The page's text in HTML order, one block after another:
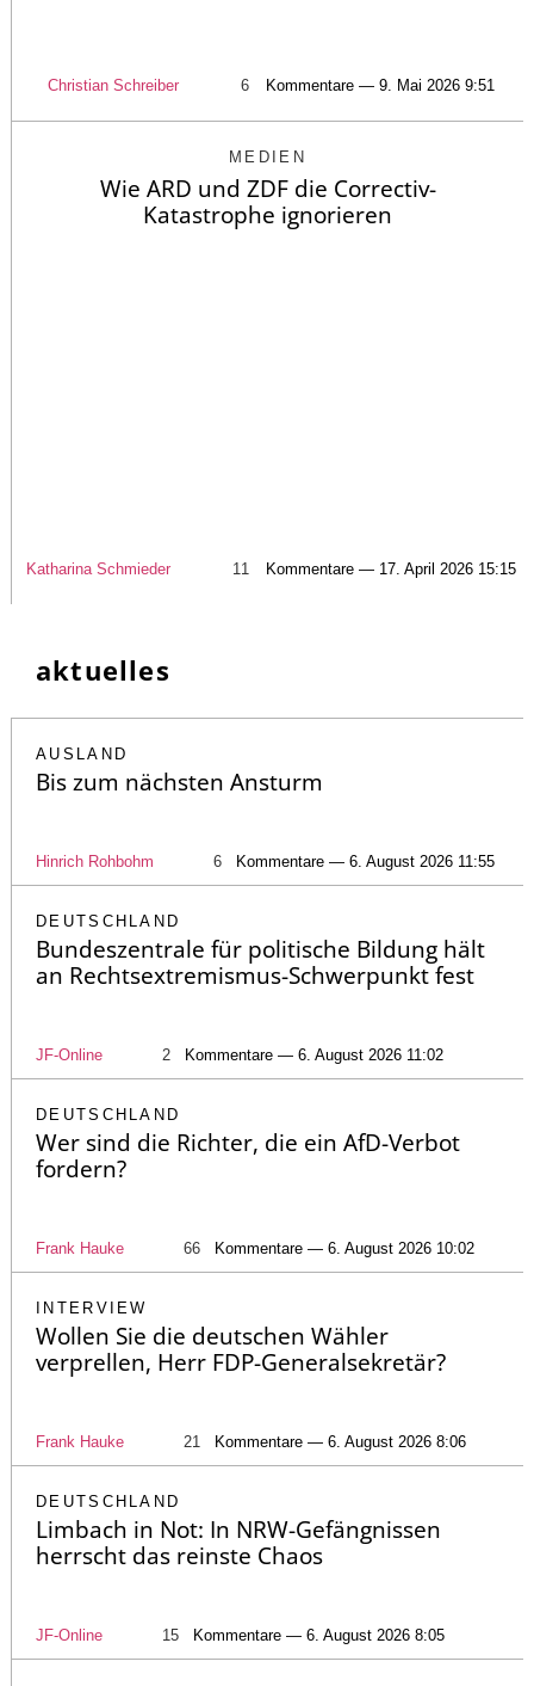
Christian Schreiber 6 Kommentare — 9. Mai 2026 9:51
MEDIEN
Wie ARD und ZDF die Correctiv-
Katastrophe ignorieren
Katharina Schmieder 11 Kommentare — 17. April 2026 15:15
aktuelles
AUSLAND
Bis zum nächsten Ansturm
Hinrich Rohbohm 6 Kommentare — 6. August 2026 11:55
DEUTSCHLAND
Bundeszentrale für politische Bildung hält
an Rechtsextremismus-Schwerpunkt fest
JF-Online 2 Kommentare — 6. August 2026 11:02
DEUTSCHLAND
Wer sind die Richter, die ein AfD-Verbot
fordern?
Frank Hauke 66 Kommentare — 6. August 2026 10:02
INTERVIEW
Wollen Sie die deutschen Wähler
verprellen, Herr FDP-Generalsekretär?
Frank Hauke 21 Kommentare — 6. August 2026 8:06
DEUTSCHLAND
Limbach in Not: In NRW-Gefängnissen
herrscht das reinste Chaos
JF-Online 15 Kommentare — 6. August 2026 8:05